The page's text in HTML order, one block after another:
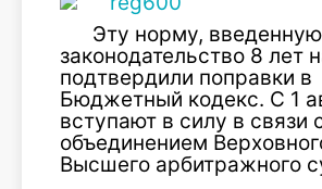
Эту норму,
законодательство 8 лет
подтвердили поправки в
Бюджетный кодекс. С 1
вступают в силу в связи
объединением
Высшего арбитражного